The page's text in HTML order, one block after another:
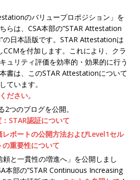
のバリュープロポジション」を
らは、CSA本部の”STAR Attestation
の日本語版です。STAR Attestationは
CCMを付加します。これにより、クラ
ュリティ評価を効率的・効果的に行う
書は、このSTAR Attestationについて
ています。
ださい。
2つのブログを公開。
STAR認証について
レポートの公開方法およびLevel1セル
重要性について
と一貫性の増進へ」を公開しまし
本部の”STAR Continuous Increasing